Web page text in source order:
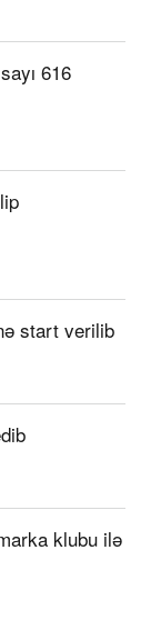
616
start verilib
klubu ilə